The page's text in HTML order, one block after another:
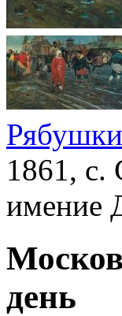
1861, с.
имение
день